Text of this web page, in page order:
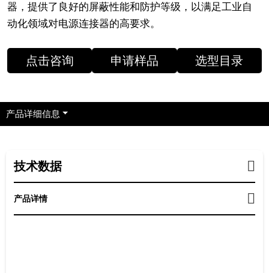
器，提供了良好的屏蔽性能和防护等级，以满足工业自
动化领域对电源连接器的高要求。
点击咨询 申请样品 选型目录
产品详细信息
技术数据
产品详情